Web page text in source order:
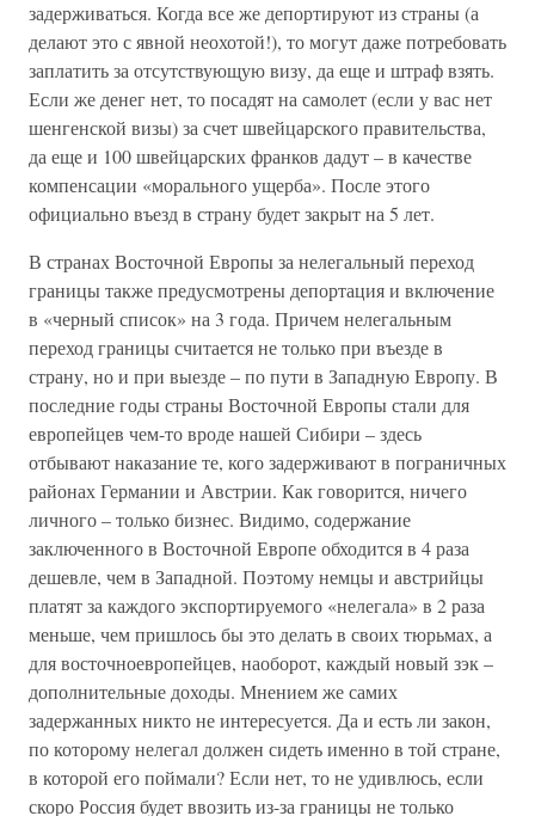
задерживаться. Когда все же депортируют из страны (а
делают это с явной неохотой!), то могут даже потребовать
заплатить за отсутствующую визу, да еще и штраф взять.
Если же денег нет, то посадят на самолет (если у вас нет
шенгенской визы) за счет швейцарского правительства,
да еще и 100 швейцарских франков дадут – в качестве
компенсации «морального ущерба». После этого
официально въезд в страну будет закрыт на 5 лет.
В странах Восточной Европы за нелегальный переход
границы также предусмотрены депортация и включение
в «черный список» на 3 года. Причем нелегальным
переход границы считается не только при въезде в
страну, но и при выезде – по пути в Западную Европу. В
последние годы страны Восточной Европы стали для
европейцев чем-то вроде нашей Сибири – здесь
отбывают наказание те, кого задерживают в пограничных
районах Германии и Австрии. Как говорится, ничего
личного – только бизнес. Видимо, содержание
заключенного в Восточной Европе обходится в 4 раза
дешевле, чем в Западной. Поэтому немцы и австрийцы
платят за каждого экспортируемого «нелегала» в 2 раза
меньше, чем пришлось бы это делать в своих тюрьмах, а
для восточноевропейцев, наоборот, каждый новый зэк –
дополнительные доходы. Мнением же самих
задержанных никто не интересуется. Да и есть ли закон,
по которому нелегал должен сидеть именно в той стране,
в которой его поймали? Если нет, то не удивлюсь, если
скоро Россия будет ввозить из-за границы не только